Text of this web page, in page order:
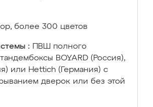
более 300 цветов
:
ПВШ полного
BOYARD (Россия),
или Hettich (Германия) с
дверок или без этой